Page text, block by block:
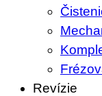
Revízie